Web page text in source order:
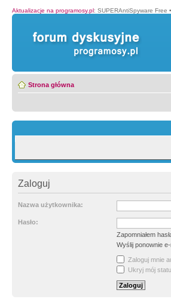
Aktualizacje na programosy.pl: SUPERAntiSpyware Free •
Strona główna
Zaloguj
Nazwa użytkownika:
Hasło:
Zapomniałem
Wyślij ponownie
Zaloguj mnie
Ukryj mój